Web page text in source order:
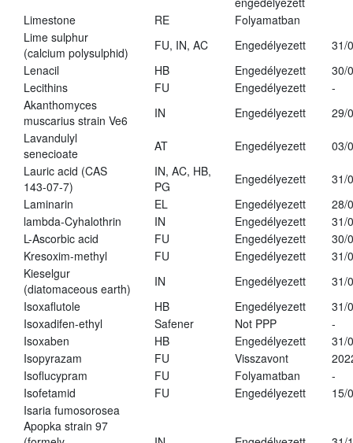
Limestone
RE
Folyamatban
Lime sulphur
(calcium polysulphid)
FU, IN, AC Engedélyezett
31/
Lenacil
HB Engedélyezett
30/
Lecithins
FU Engedélyezett
-
Akanthomyces
muscarius strain Ve6
IN Engedélyezett
29/
Lavandulyl
senecioate
AT Engedélyezett
03/
Lauric acid (CAS
143-07-7)
IN, AC, HB,
PG
Engedélyezett
31/
Laminarin
EL Engedélyezett
28/
lambda-Cyhalothrin
IN Engedélyezett
31/
L-Ascorbic acid
FU Engedélyezett
30/
Kresoxim-methyl
FU Engedélyezett
31/
Kieselgur
(diatomaceous earth)
IN Engedélyezett
31/
Isoxaflutole
HB Engedélyezett
31/
Isoxadifen-ethyl
Safener Not PPP
-
Isoxaben
HB Engedélyezett
31/
Isopyrazam
FU Visszavont
Isoflucypram
FU Folyamatban
-
Isofetamid
FU Engedélyezett
15/
Isaria fumosorosea
Apopka strain 97